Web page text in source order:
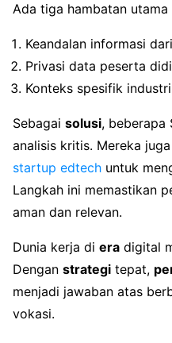
Ada tiga hambatan
Keandalan informasi
Privasi data peserta
Konteks spesifik
Sebagai solusi, beberapa
analisis kritis. Mereka
startup edtech untuk
Langkah ini memastikan
aman dan relevan.
Dunia kerja di era digital
Dengan strategi tepat,
menjadi jawaban atas
vokasi.